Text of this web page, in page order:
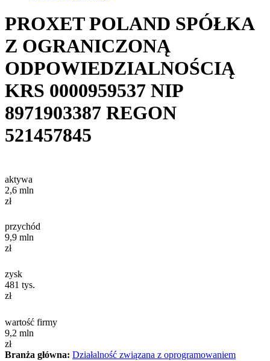
PROXET POLAND SPÓŁKA
Z OGRANICZONĄ
ODPOWIEDZIALNOŚCIĄ
KRS 0000959537 NIP
8971903387 REGON
521457845
aktywa
2,6 mln
zł
przychód
9,9 mln
zł
zysk
481 tys.
zł
wartość firmy
9,2 mln
zł
Branża główna: Działalność związana z oprogramowaniem